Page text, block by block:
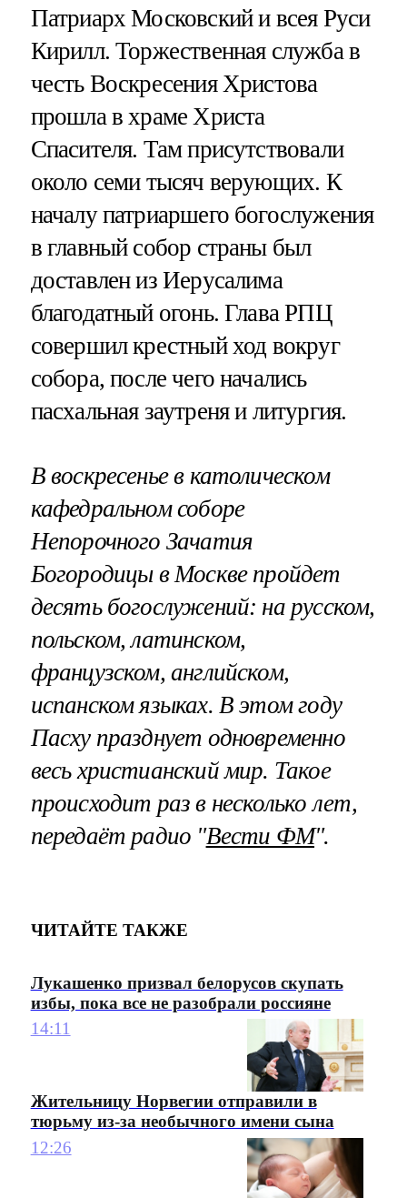
Патриарх Московский и всея Руси
Кирилл. Торжественная служба в
честь Воскресения Христова
прошла в храме Христа
Спасителя. Там присутствовали
около семи тысяч верующих. К
началу патриаршего богослужения
в главный собор страны был
доставлен из Иерусалима
благодатный огонь. Глава РПЦ
совершил крестный ход вокруг
собора, после чего начались
пасхальная заутреня и литургия.
В воскресенье в католическом
кафедральном соборе
Непорочного Зачатия
Богородицы в Москве пройдет
десять богослужений: на русском,
польском, латинском,
французском, английском,
испанском языках. В этом году
Пасху празднует одновременно
весь христианский мир. Такое
происходит раз в несколько лет,
передаёт радио "Вести ФМ".
ЧИТАЙТЕ ТАКЖЕ
Лукашенко призвал белорусов скупать
избы, пока все не разобрали россияне
14:11
Жительницу Норвегии отправили в
тюрьму из-за необычного имени сына
12:26